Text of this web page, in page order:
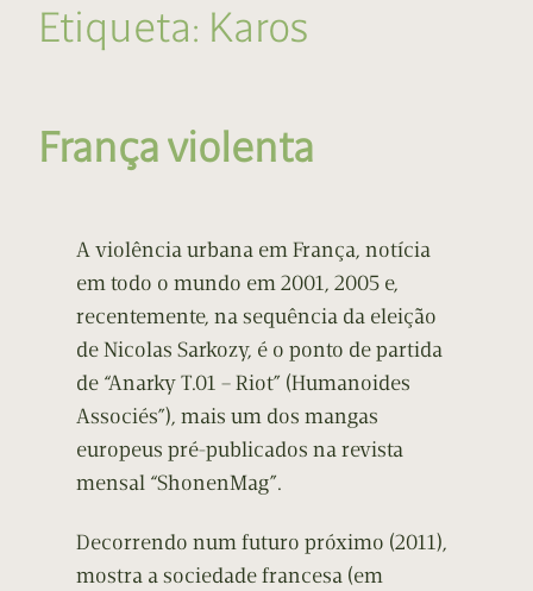
Etiqueta: Karos
França violenta
A violência urbana em França, notícia
em todo o mundo em 2001, 2005 e,
recentemente, na sequência da eleição
de Nicolas Sarkozy, é o ponto de partida
de “Anarky T.01 – Riot” (Humanoides
Associés”), mais um dos mangas
europeus pré-publicados na revista
mensal “ShonenMag”.
Decorrendo num futuro próximo (2011),
mostra a sociedade francesa (em